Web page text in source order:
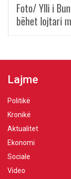
Foto/ Ylli i
bëhet lojtari
Lajme
Politikë
Kronikë
Aktualitet
Ekonomi
Sociale
Video